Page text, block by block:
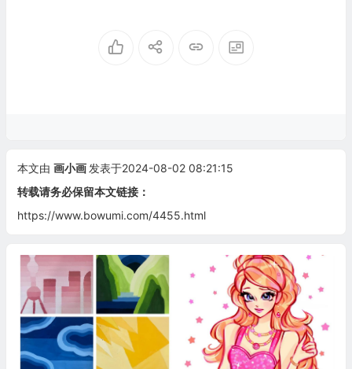
本文由 画小画 发表于2024-08-02 08:21:15
转载请务必保留本文链接：
https://www.bowumi.com/4455.html